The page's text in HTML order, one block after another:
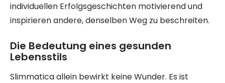
individuellen Erfolgsgeschichten motivierend und
inspirieren andere, denselben Weg zu beschreiten.
Die Bedeutung eines gesunden
Lebensstils
Slimmatica allein bewirkt keine Wunder. Es ist